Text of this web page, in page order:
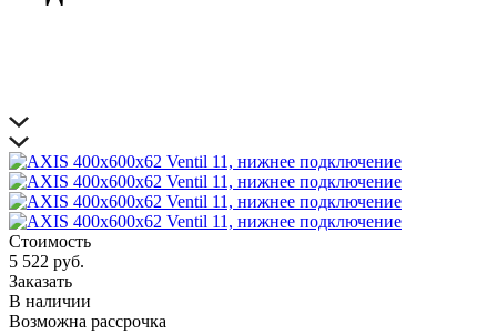
Стоимость
5 522 руб.
Заказать
В наличии
Возможна рассрочка